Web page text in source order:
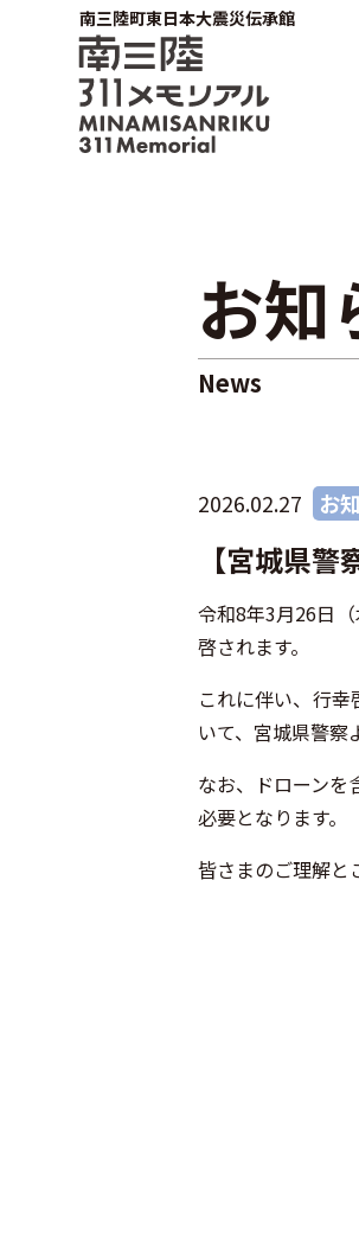
南三陸町東日本大震災伝承館
お知
News
2026.02.27 お
【宮城県
令和8年3月26日
啓されます。
これに伴い、行
いて、宮城県警察
なお、ドローンを
必要となります。
皆さまのご理解と